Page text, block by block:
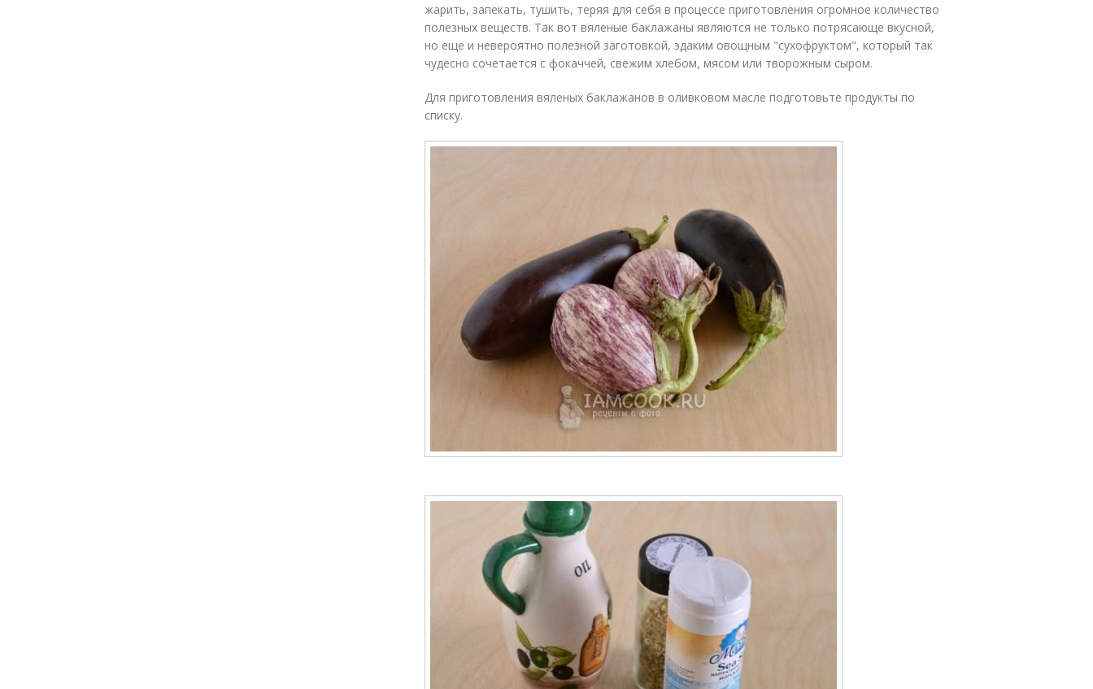
жарить, запекать, тушить, теряя для себя в процессе приготовления огромное количество
полезных веществ. Так вот вяленые баклажаны являются не только потрясающе вкусной,
но еще и невероятно полезной заготовкой, эдаким овощным "сухофруктом", который так
чудесно сочетается с фокаччей, свежим хлебом, мясом или творожным сыром.
Для приготовления вяленых баклажанов в оливковом масле подготовьте продукты по
списку.